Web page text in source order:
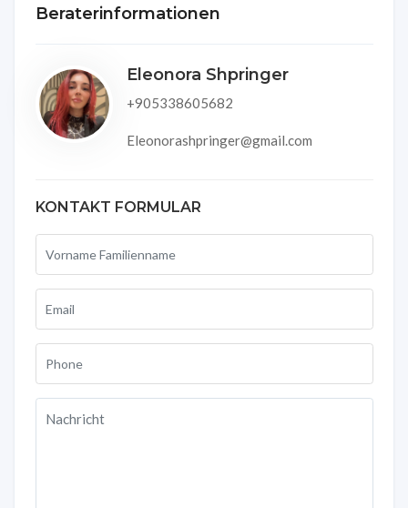
Beraterinformationen
Eleonora Shpringer
+905338605682
Eleonorashpringer@gmail.com
KONTAKT FORMULAR